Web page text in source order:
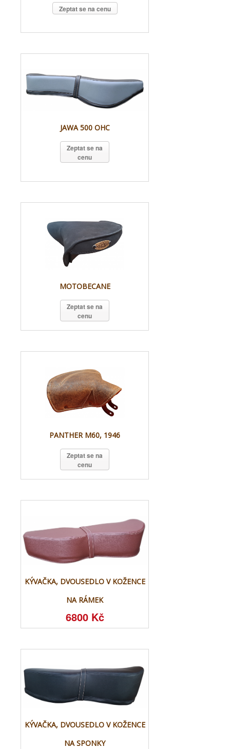
Zeptat se na cenu
JAWA 500 OHC
Zeptat se na
cenu
MOTOBECANE
Zeptat se na
cenu
PANTHER M60, 1946
Zeptat se na
cenu
KÝVAČKA, DVOUSEDLO V KOŽENCE
NA RÁMEK
6800 Kč
KÝVAČKA, DVOUSEDLO V KOŽENCE
NA SPONKY